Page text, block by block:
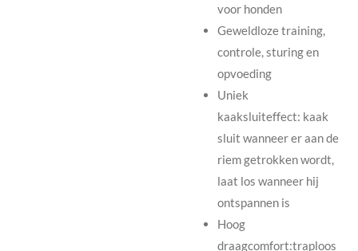
voor honden
Geweldloze training,
controle, sturing en
opvoeding
Uniek
kaaksluiteffect: kaak
sluit wanneer er aan de
riem getrokken wordt,
laat los wanneer hij
ontspannen is
Hoog
draagcomfort:traploos